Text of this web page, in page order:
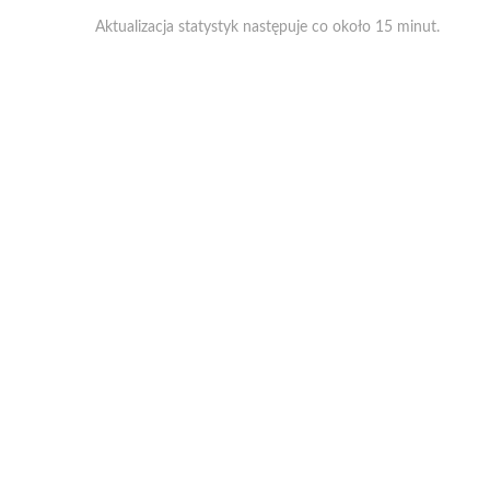
Aktualizacja statystyk następuje co około 15 minut.